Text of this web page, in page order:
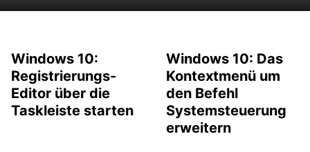
Windows 10:
Registrierungs-
Editor über die
Taskleiste starten
Windows 10: Das
Kontextmenü um
den Befehl
Systemsteuerung
erweitern